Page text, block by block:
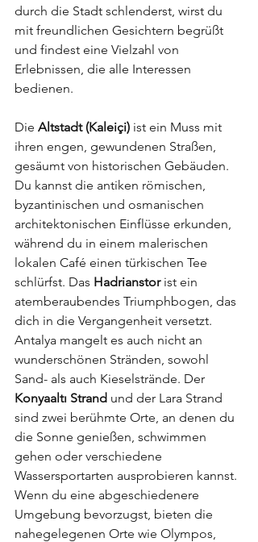
durch die Stadt schlenderst, wirst du
mit freundlichen Gesichtern begrüßt
und findest eine Vielzahl von
Erlebnissen, die alle Interessen
bedienen.
Die Altstadt (Kaleiçi) ist ein Muss mit
ihren engen, gewundenen Straßen,
gesäumt von historischen Gebäuden.
Du kannst die antiken römischen,
byzantinischen und osmanischen
architektonischen Einflüsse erkunden,
während du in einem malerischen
lokalen Café einen türkischen Tee
schlürfst. Das Hadrianstor ist ein
atemberaubendes Triumphbogen, das
dich in die Vergangenheit versetzt.
Antalya mangelt es auch nicht an
wunderschönen Stränden, sowohl
Sand- als auch Kieselstrände. Der
Konyaaltı Strand und der Lara Strand
sind zwei berühmte Orte, an denen du
die Sonne genießen, schwimmen
gehen oder verschiedene
Wassersportarten ausprobieren kannst.
Wenn du eine abgeschiedenere
Umgebung bevorzugst, bieten die
nahegelegenen Orte wie Olympos,